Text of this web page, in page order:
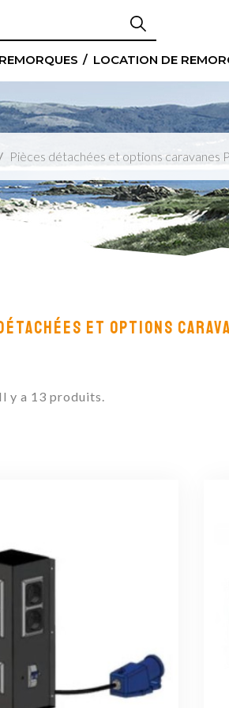
LOCATION DE
Pièces détachées et options caravanes
ET OPTIONS
Il y a 13 produits.